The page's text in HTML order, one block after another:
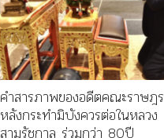
คำสารภาพของอดีตคณะราษฎร
หลังกระทำมิบังควรต่อในหลวง
สามรัชกาล ร่วมกว่า 80ปี